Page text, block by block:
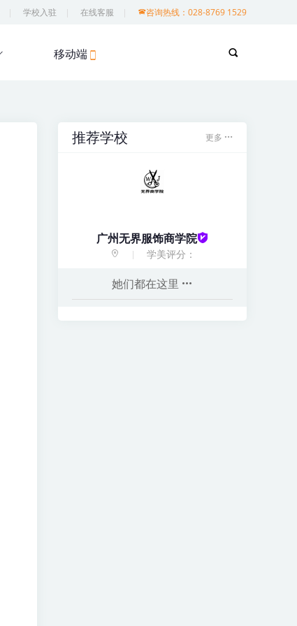
学校入驻 在线客服 咨询热线：028-8769 1529
移动端
推荐学校 更多
广州无界服饰商学院
学美评分：
她们都在这里